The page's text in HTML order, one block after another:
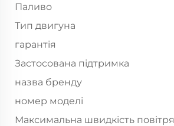
Паливо
Тип двигуна
гарантія
Застосована підтримка
назва бренду
номер моделі
Максимальна швидкість повітря